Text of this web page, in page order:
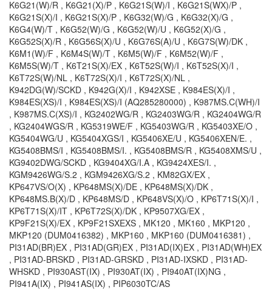
K6G21(W)/R , K6G21(X)/P , K6G21S(W)/I , K6G21S(WX)/P ,
K6G21S(X)/I , K6G21S(X)/P , K6G32(W)/G , K6G32(X)/G ,
K6G4(W)/T , K6G52(W)/G , K6G52(W)/U , K6G52(X)/G ,
K6G52S(X)/R , K6G56S(X)/U , K6G76S(A)/U , K6G7S(W)/DK ,
K6M1(W)/F , K6M4S(W)/T , K6M5(W)/F , K6M52(W)/F ,
K6M5S(W)/T , K6T21S(X)/EX , K6T52S(W)/I , K6T52S(X)/I ,
K6T72S(W)/NL , K6T72S(X)/I , K6T72S(X)/NL ,
K942DG(W)/SCKD , K942G(X)/I , K942XSE , K984ES(X)/I ,
K984ES(XS)/I , K984ES(XS)/I (AQ285280000) , K987MS.C(WH)/I
, K987MS.C(XS)/I , KG2402WG/R , KG2403WG/R , KG2404WG/R
, KG2404WGS/R , KG5319WE/F , KG5403WG/R , KG5403XE/O ,
KG5404WG/U , KG5404XGS/I , KG5406XE/U , KG5406XEN/E. ,
KG5408BMS/I , KG5408BMS/I. , KG5408BMS/R , KG5408XMS/U ,
KG9402DWG/SCKD , KG9404XG/I.A , KG9424XES/I. ,
KGM9426WG/S.2 , KGM9426XG/S.2 , KM82GX/EX ,
KP647VS/O(X) , KP648MS(X)/DE , KP648MS(X)/DK ,
KP648MS.B(X)/D , KP648MS/D , KP648VS(X)/O , KP6T71S(X)/I ,
KP6T71S(X)/IT , KP6T72S(X)/DK , KP9507XG/EX ,
KP9F21S(X)/EX , KP9F21SXEXS , MK120 , MK160 , MKP120 ,
MKP120 (DUM0416382) , MKP160 , MKP160 (DUM0416381) ,
PI31AD(BR)EX , PI31AD(GR)EX , PI31AD(IX)EX , PI31AD(WH)EX
, PI31AD-BRSKD , PI31AD-GRSKD , PI31AD-IXSKD , PI31AD-
WHSKD , PI930AST(IX) , PI930AT(IX) , PI940AT(IX)NG ,
PI941A(IX) , PI941AS(IX) , PIP6030TC/AS